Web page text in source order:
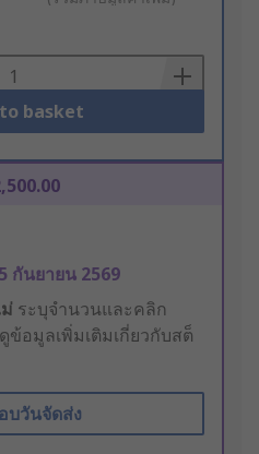
basket
กันยายน 2569
ระบุจำนวนและคลิก
ข้อมูลเพิ่มเติมเกี่ยวกับสต็
บวันจัดส่ง